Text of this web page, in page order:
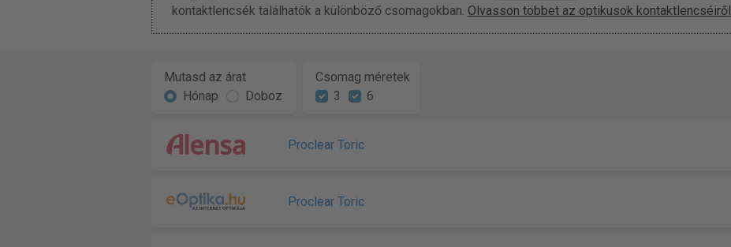
kontaktlencsék találhatók a különböző csomagokban. Olvasson többet az optikusok kontaktlencséiről.
Mutasd az árat
Hónap
Doboz
Csomag méretek
3
6
Proclear Toric
Proclear Toric